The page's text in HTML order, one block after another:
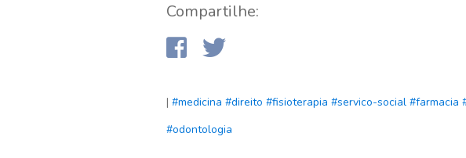
Compartilhe:
| #medicina #direito #fisioterapia #servico-social #farmacia
#odontologia